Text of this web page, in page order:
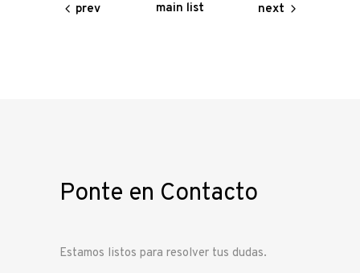
prev main list next
Ponte en Contacto
Estamos listos para resolver tus dudas.